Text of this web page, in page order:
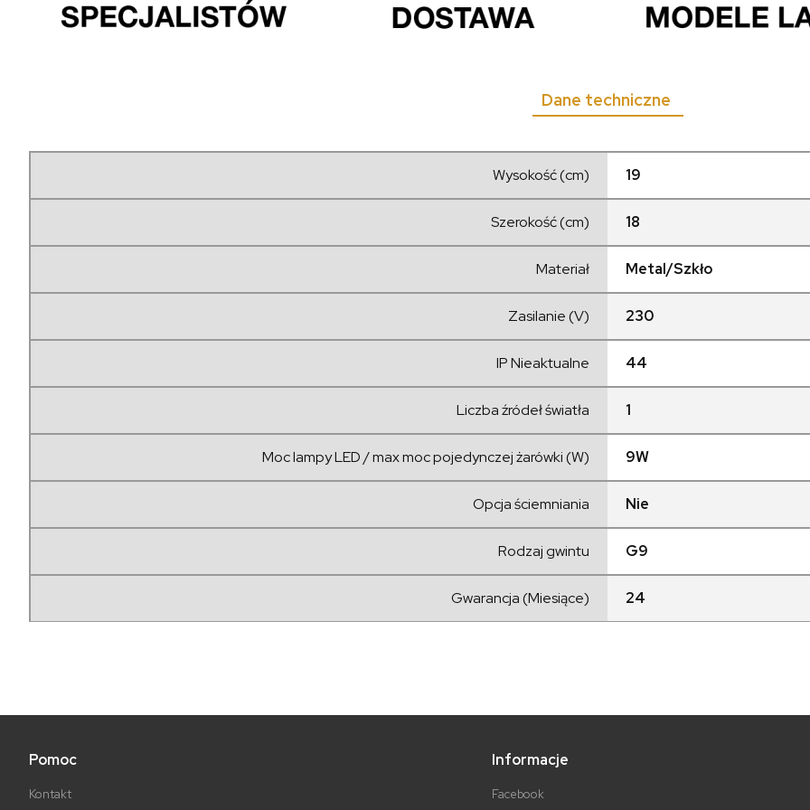
Dane techniczne
Wysokość (cm) 19
Szerokość (cm) 18
Materiał Metal/Szkło
Zasilanie (V) 230
IP Nieaktualne 44
Liczba źródeł światła 1
Moc lampy LED / max moc pojedynczej żarówki (W) 9W
Opcja ściemniania Nie
Rodzaj gwintu G9
Gwarancja (Miesiące) 24
Pomoc
Kontakt
Informacje
Facebook